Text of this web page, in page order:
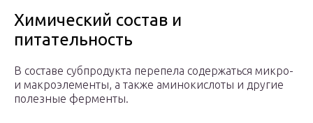
Химический состав и
питательность
В составе субпродукта перепела содержаться микро-
и макроэлементы, а также аминокислоты и другие
полезные ферменты.